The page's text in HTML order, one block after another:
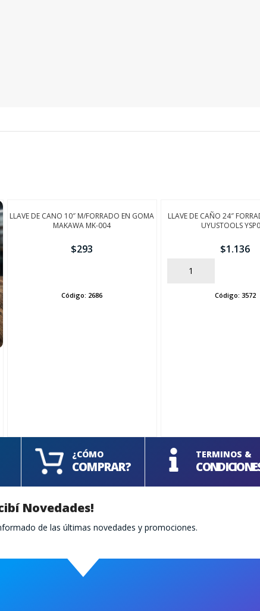
LLAVE DE CANO 10″ M/FORRADO EN GOMA
MAKAWA MK-004
$293
Código: 2686
LLAVE DE CAÑO 24″
UYUSTOOLS
$1.136
AÑADIR
Código: 3572
¿CÓMO
COMPRAR?
TERMINOS &
Novedades!
de las últimas novedades y promociones.